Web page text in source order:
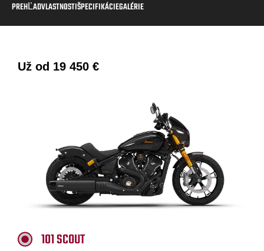
PREHĽADVLASTNOSTIŠPECIFIKÁCIEGALÉRIE
Už od 19 450 €
101 SCOUT